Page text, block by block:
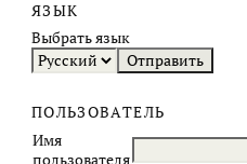
ЯЗЫК
Выбрать язык
ПОЛЬЗОВАТЕЛЬ
Имя
пользователя